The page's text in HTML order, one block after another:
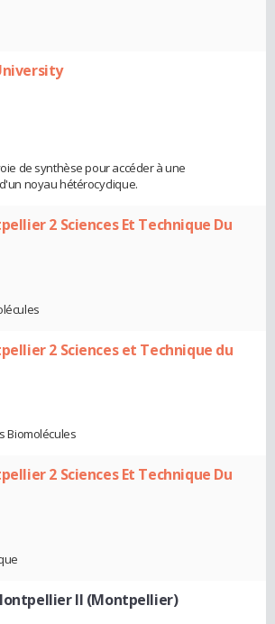
de synthèse pour accéder à une
noyau hétérocyclique.
2 Sciences Et Technique Du
2 Sciences et Technique du
Biomolécules
2 Sciences Et Technique Du
II (Montpellier)